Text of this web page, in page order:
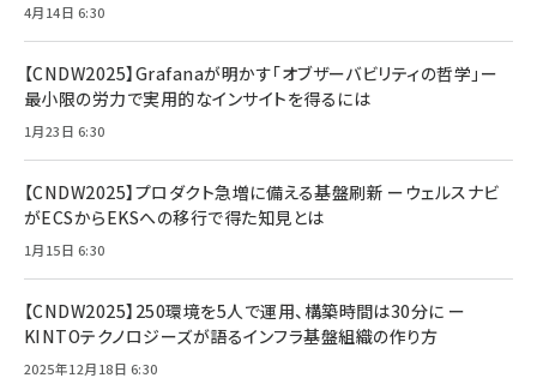
4月14日 6:30
【CNDW2025】Grafanaが明かす「オブザーバビリティの哲学」ー
最小限の労力で実用的なインサイトを得るには
1月23日 6:30
【CNDW2025】プロダクト急増に備える基盤刷新 ーウェルスナビ
がECSからEKSへの移行で得た知見とは
1月15日 6:30
【CNDW2025】250環境を5人で運用、構築時間は30分に ー
KINTOテクノロジーズが語るインフラ基盤組織の作り方
2025年12月18日 6:30